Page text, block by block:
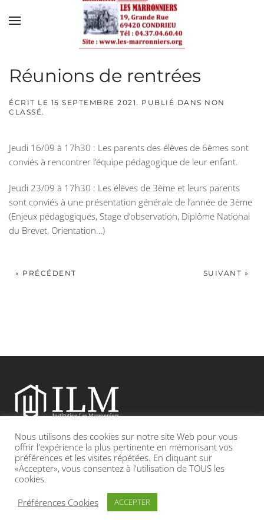
Skip to main content
Réunions de rentrées
ÉCRIT LE 15 SEPTEMBRE 2021. PUBLIÉ DANS NON
CLASSÉ.
Jeudi 16/09 à 17h30 : Les parents des élèves de 6èmes sont
conviés à rencontrer l’équipe pédagogique de leur enfant.
Jeudi 23/09 à 17h30 : Les élèves de 3ème et leurs parents
sont conviés à une présentation générale de l’année de 3ème
(Enjeux pédagogiques, Stage d’observation, Diplôme National
du Brevet, Orientation…)
« PRÉCÉDENT SUIVANT »
Etablissement catholique sous contrat d’association avec l’Etat
Adresse : 19, Grande rue 69420 CONDRIEU
INFOS LÉGALES POLITIQUE DE CONFIDENTIALITÉ
Nous utilisons des cookies sur notre site Web pour vous
offrir l'expérience la plus pertinente en mémorisant vos
préférences et les visites répétées. En cliquant sur
«Accepter», vous consentez à l'utilisation de TOUS les
cookies.
Préférences Cookies
ACCEPTER